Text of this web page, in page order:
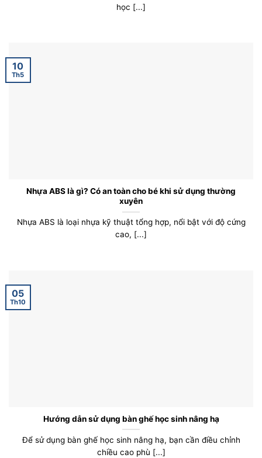
học [...]
Nhựa ABS là gì? Có an toàn cho bé khi sử dụng thường
xuyên
Nhựa ABS là loại nhựa kỹ thuật tổng hợp, nổi bật với độ cứng
cao, [...]
10
Th5
Hướng dẫn sử dụng bàn ghế học sinh nâng hạ
Để sử dụng bàn ghế học sinh nâng hạ, bạn cần điều chỉnh
chiều cao phù [...]
05
Th10